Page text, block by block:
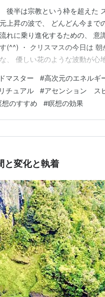
後半は宗教という枠を超えた
上昇の波で、 どんどん今まで
れに乗り進化するための、 意
(^^) ・ クリスマスの今日は 朝
、 優しい花のような波動が心
ますが、 最近はこんな日が増
マスター #高次元のエネルギ
チュアル #アセンション ス
想のすすめ #瞑想の効果
と変化と執着